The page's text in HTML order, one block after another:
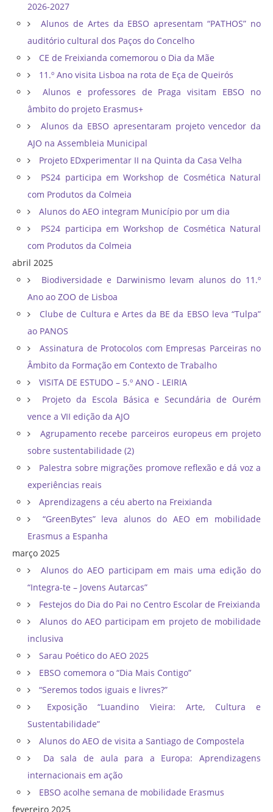
2026-2027
Alunos de Artes da EBSO apresentam “PATHOS” no
auditório cultural dos Paços do Concelho
CE de Freixianda comemorou o Dia da Mãe
11.º Ano visita Lisboa na rota de Eça de Queirós
Alunos e professores de Praga visitam EBSO no
âmbito do projeto Erasmus+
Alunos da EBSO apresentaram projeto vencedor da
AJO na Assembleia Municipal
Projeto EDxperimentar II na Quinta da Casa Velha
PS24 participa em Workshop de Cosmética Natural
com Produtos da Colmeia
Alunos do AEO integram Município por um dia
PS24 participa em Workshop de Cosmética Natural
com Produtos da Colmeia
abril 2025
Biodiversidade e Darwinismo levam alunos do 11.º
Ano ao ZOO de Lisboa
Clube de Cultura e Artes da BE da EBSO leva “Tulpa”
ao PANOS
Assinatura de Protocolos com Empresas Parceiras no
Âmbito da Formação em Contexto de Trabalho
VISITA DE ESTUDO – 5.º ANO - LEIRIA
Projeto da Escola Básica e Secundária de Ourém
vence a VII edição da AJO
Agrupamento recebe parceiros europeus em projeto
sobre sustentabilidade (2)
Palestra sobre migrações promove reflexão e dá voz a
experiências reais
Aprendizagens a céu aberto na Freixianda
“GreenBytes” leva alunos do AEO em mobilidade
Erasmus a Espanha
março 2025
Alunos do AEO participam em mais uma edição do
“Integra-te – Jovens Autarcas”
Festejos do Dia do Pai no Centro Escolar de Freixianda
Alunos do AEO participam em projeto de mobilidade
inclusiva
Sarau Poético do AEO 2025
EBSO comemora o “Dia Mais Contigo”
“Seremos todos iguais e livres?”
Exposição “Luandino Vieira: Arte, Cultura e
Sustentabilidade”
Alunos do AEO de visita a Santiago de Compostela
Da sala de aula para a Europa: Aprendizagens
internacionais em ação
EBSO acolhe semana de mobilidade Erasmus
fevereiro 2025